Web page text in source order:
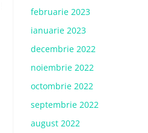
februarie 2023
ianuarie 2023
decembrie 2022
noiembrie 2022
octombrie 2022
septembrie 2022
august 2022